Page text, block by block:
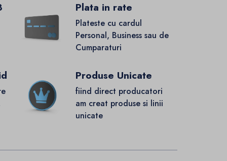
Plata in rate
Plateste cu cardul
Personal, Business sau de
Cumparaturi
Produse Unicate
fiind direct producatori
am creat produse si linii
unicate